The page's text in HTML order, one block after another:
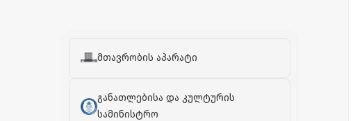
მთავრობის აპარატი
განათლებისა და კულტურის
სამინისტრო